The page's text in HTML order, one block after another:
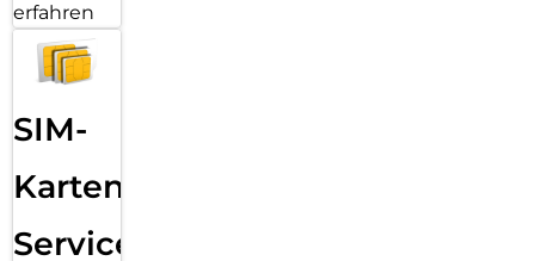
erfahren
SIM-
Karten
Service: